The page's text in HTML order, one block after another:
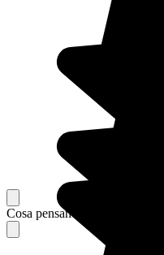
Cosa pensano i nostri